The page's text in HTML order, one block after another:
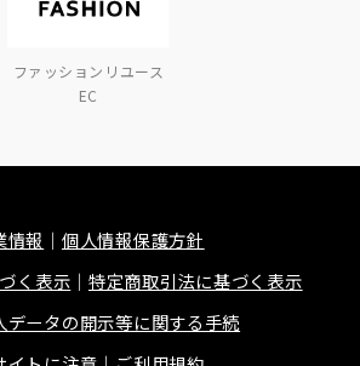
ファッションリユース
EC
情報
個人情報保護方針
く表示
特定商取引法に基づく表示
データの開示等に関する手続